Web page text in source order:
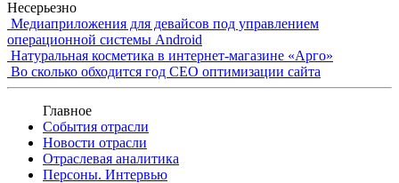
Несерьезно
Медиаприложения для девайсов под управлением
операционной системы Android
Натуральная косметика в интернет-магазине «Арго»
Во сколько обходится год СЕО оптимизации сайта
Главное
События отрасли
Новости отрасли
Отраслевая аналитика
Персоны. Интервью